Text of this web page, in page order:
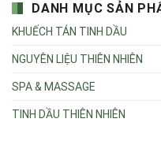
DANH MỤC SẢN
KHUẾCH TÁN TINH DẦU
NGUYÊN LIỆU THIÊN NHIÊN
SPA & MASSAGE
TINH DẦU THIÊN NHIÊN